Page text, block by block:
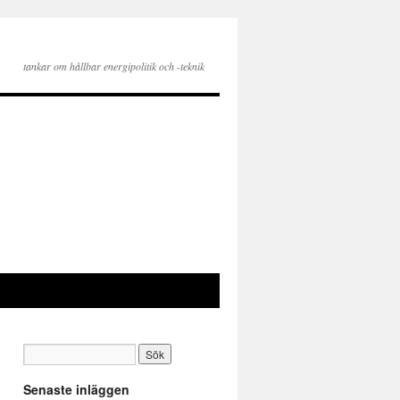
tankar om hållbar energipolitik och -teknik
Senaste inläggen